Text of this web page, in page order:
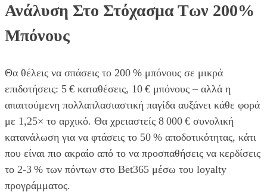
Ανάλυση Στο Στόχασμα Των 200%
Μπόνους
Θα θέλεις να σπάσεις το 200 % μπόνους σε μικρά
επιδοτήσεις: 5 € καταθέσεις, 10 € μπόνους – αλλά η
απαιτούμενη πολλαπλασιαστική παγίδα αυξάνει κάθε φορά
με 1,25× το αρχικό. Θα χρειαστείς 8 000 € συνολική
κατανάλωση για να φτάσεις το 50 % αποδοτικότητας, κάτι
που είναι πιο ακραίο από το να προσπαθήσεις να κερδίσεις
το 2‑3 % των πόντων στο Bet365 μέσω του loyalty
προγράμματος.